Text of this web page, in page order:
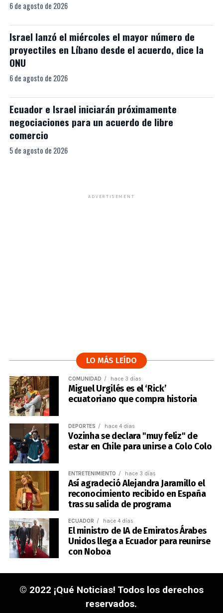
6 de agosto de 2026
Israel lanzó el miércoles el mayor número de
proyectiles en Líbano desde el acuerdo, dice la
ONU
6 de agosto de 2026
Ecuador e Israel iniciarán próximamente
negociaciones para un acuerdo de libre
comercio
5 de agosto de 2026
ADVERTISEMENT
LO MÁS LEÍDO
COMUNIDAD hace 3 días
Miguel Urgilés es el ‘Rick’
ecuatoriano que compra historia
DEPORTES hace 4 días
Vozinha se declara "muy feliz" de
estar en Chile para unirse a Colo Colo
ENTRETENIMIENTO hace 3 días
Así agradeció Alejandra Jaramillo el
reconocimiento recibido en España
tras su salida de programa
ECUADOR hace 4 días
El ministro de IA de Emiratos Árabes
Unidos llega a Ecuador para reunirse
con Noboa
© 2022 ¡Qué Noticias! Todos los derechos
reservados.